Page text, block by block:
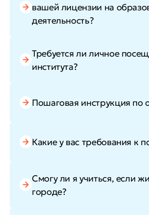
вашей лицензии на
деятельность?
Требуется ли личное
института?
Пошаговая инструкция по
Какие у вас требования к
Смогу ли я учиться, если
городе?